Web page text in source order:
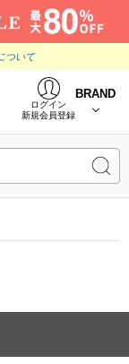
ついて
ログイン
新規会員登録
BRAND